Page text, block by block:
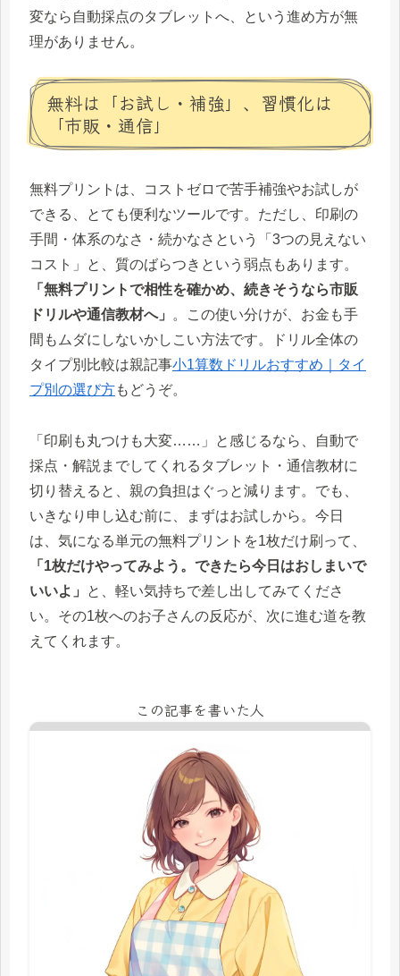
変なら自動採点のタブレットへ、という進め方が無
理がありません。
無料は「お試し・補強」、習慣化は
「市販・通信」
無料プリントは、コストゼロで苦手補強やお試しが
できる、とても便利なツールです。ただし、印刷の
手間・体系のなさ・続かなさという「3つの見えない
コスト」と、質のばらつきという弱点もあります。
「無料プリントで相性を確かめ、続きそうなら市販
ドリルや通信教材へ」
。この使い分けが、お金も手
間もムダにしないかしこい方法です。ドリル全体の
タイプ別比較は親記事小1算数ドリルおすすめ｜タイ
プ別の選び方もどうぞ。
「印刷も丸つけも大変……」と感じるなら、自動で
採点・解説までしてくれるタブレット・通信教材に
切り替えると、親の負担はぐっと減ります。でも、
いきなり申し込む前に、まずはお試しから。今日
は、気になる単元の無料プリントを1枚だけ刷って、
「1枚だけやってみよう。できたら今日はおしまいで
いいよ」
と、軽い気持ちで差し出してみてくださ
い。その1枚へのお子さんの反応が、次に進む道を教
えてくれます。
この記事を書いた人